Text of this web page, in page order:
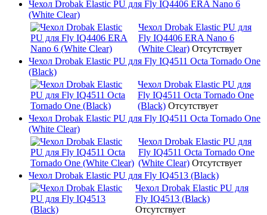
Чехол Drobak Elastic PU для Fly IQ4406 ERA Nano 6
(White Clear)
Чехол Drobak Elastic PU для
Fly IQ4406 ERA Nano 6
(White Clear) Отсутствует
Чехол Drobak Elastic PU для Fly IQ4511 Octa Tornado One
(Black)
Чехол Drobak Elastic PU для
Fly IQ4511 Octa Tornado One
(Black) Отсутствует
Чехол Drobak Elastic PU для Fly IQ4511 Octa Tornado One
(White Clear)
Чехол Drobak Elastic PU для
Fly IQ4511 Octa Tornado One
(White Clear) Отсутствует
Чехол Drobak Elastic PU для Fly IQ4513 (Black)
Чехол Drobak Elastic PU для
Fly IQ4513 (Black)
Отсутствует